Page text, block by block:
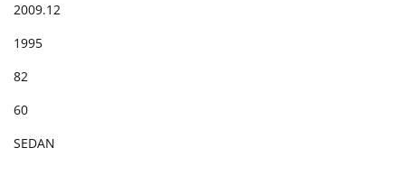
2009.12
1995
82
60
SEDAN